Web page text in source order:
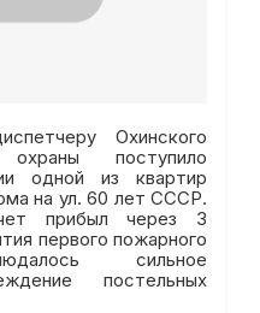
Охинского
поступило
одной из квартир
на ул. 60 лет СССР.
прибыл через 3
первого пожарного
сильное
постельных